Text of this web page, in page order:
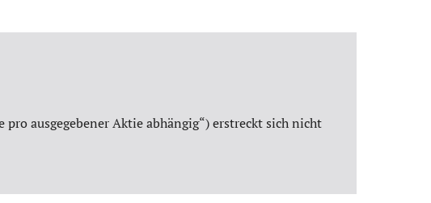
ausgegebener Aktie abhängig“) erstreckt sich nicht